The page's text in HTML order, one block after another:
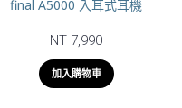
final A5000 入耳式耳機
NT 7,990
加入購物車